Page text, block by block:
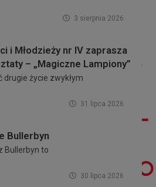
3 sierpnia 2026
i Młodzieży nr IV zaprasza
– „Magiczne Lampiony”
drugie życie zwykłym
31 lipca 2026
Bullerbyn
Bullerbyn to
30 lipca 2026